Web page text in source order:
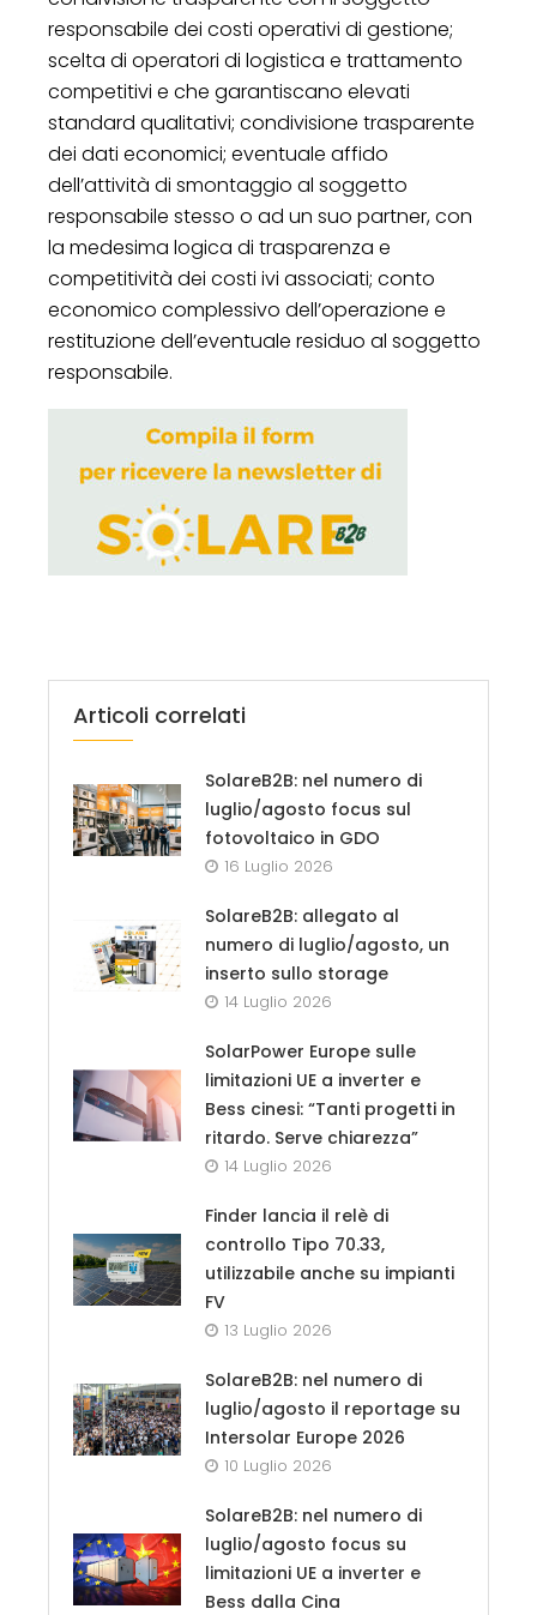
responsabile dei costi operativi di gestione;
scelta di operatori di logistica e trattamento
competitivi e che garantiscano elevati
standard qualitativi; condivisione trasparente
dei dati economici; eventuale affido
dell’attività di smontaggio al soggetto
responsabile stesso o ad un suo partner, con
la medesima logica di trasparenza e
competitività dei costi ivi associati; conto
economico complessivo dell’operazione e
restituzione dell’eventuale residuo al soggetto
responsabile.
Articoli correlati
SolareB2B: nel numero di
luglio/agosto focus sul
fotovoltaico in GDO
16 Luglio 2026
SolareB2B: allegato al
numero di luglio/agosto, un
inserto sullo storage
14 Luglio 2026
SolarPower Europe sulle
limitazioni UE a inverter e
Bess cinesi: “Tanti progetti in
ritardo. Serve chiarezza”
14 Luglio 2026
Finder lancia il relè di
controllo Tipo 70.33,
utilizzabile anche su impianti
FV
13 Luglio 2026
SolareB2B: nel numero di
luglio/agosto il reportage su
Intersolar Europe 2026
10 Luglio 2026
SolareB2B: nel numero di
luglio/agosto focus su
limitazioni UE a inverter e
Bess dalla Cina